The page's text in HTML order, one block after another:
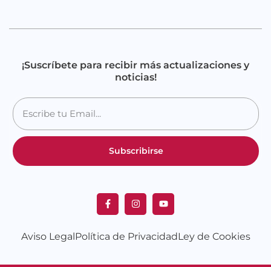
¡Suscríbete para recibir más actualizaciones y
noticias!
Subscribirse
Aviso LegalPolítica de PrivacidadLey de Cookies